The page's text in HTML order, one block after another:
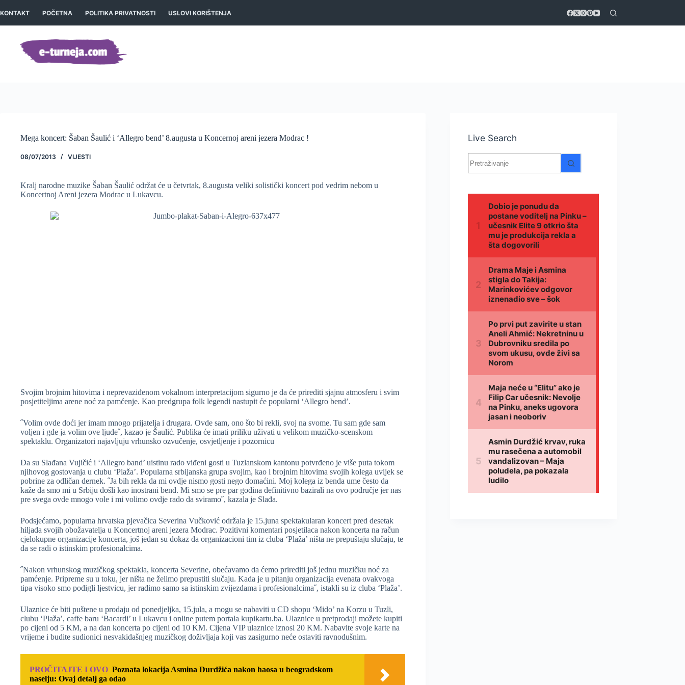
na
KONTAKT POČETNA POLITIKA PRIVATNOSTI USLOVI KORIŠTENJA
Mega koncert: Šaban Šaulić i ‘Allegro bend’ 8.augusta u Koncernoj areni jezera Modrac !
08/07/2013 VIJESTI
Kralj narodne muzike Šaban Šaulić održat će u četvrtak, 8.augusta veliki solistički koncert pod vedrim nebom u
Koncertnoj Areni jezera Modrac u Lukavcu.
Svojim brojnim hitovima i neprevaziđenom vokalnom interpretacijom sigurno je da će prirediti sjajnu atmosferu i svim
posjetiteljima arene noć za pamćenje. Kao predgrupa folk legendi nastupit će popularni ‘Allegro bend’.
˝Volim ovde doći jer imam mnogo prijatelja i drugara. Ovde sam, ono što bi rekli, svoj na svome. Tu sam gde sam
voljen i gde ja volim ove ljude˝, kazao je Šaulić. Publika će imati priliku uživati u velikom muzičko-scenskom
spektaklu. Organizatori najavljuju vrhunsko ozvučenje, osvjetljenje i pozornicu
Da su Slađana Vujičić i ‘Allegro band’ uistinu rado viđeni gosti u Tuzlanskom kantonu potvrđeno je više puta tokom
njihovog gostovanja u clubu ‘Plaža’. Popularna srbijanska grupa svojim, kao i brojnim hitovima svojih kolega uvijek se
pobrine za odličan dernek. ˝Ja bih rekla da mi ovdje nismo gosti nego domaćini. Moj kolega iz benda ume često da
kaže da smo mi u Srbiju došli kao inostrani bend. Mi smo se pre par godina definitivno bazirali na ovo područje jer nas
pre svega ovde mnogo vole i mi volimo ovdje rado da sviramo˝, kazala je Slađa.
Podsjećamo, popularna hrvatska pjevačica Severina Vučković održala je 15.juna spektakularan koncert pred desetak
hiljada svojih obožavatelja u Koncertnoj areni jezera Modrac. Pozitivni komentari posjetilaca nakon koncerta na račun
cjelokupne organizacije koncerta, još jedan su dokaz da organizacioni tim iz cluba ‘Plaža’ ništa ne prepuštaju slučaju, te
da se radi o istinskim profesionalcima.
˝Nakon vrhunskog muzičkog spektakla, koncerta Severine, obećavamo da ćemo prirediti još jednu muzičku noć za
pamćenje. Pripreme su u toku, jer ništa ne želimo prepustiti slučaju. Kada je u pitanju organizacija evenata ovakvoga
tipa visoko smo podigli ljestvicu, jer radimo samo sa istinskim zvijezdama i profesionalcima˝, istakli su iz cluba ‘Plaža’.
Ulaznice će biti puštene u prodaju od ponedjeljka, 15.jula, a mogu se nabaviti u CD shopu ‘Mido’ na Korzu u Tuzli,
clubu ‘Plaža’, caffe baru ‘Bacardi’ u Lukavcu i online putem portala kupikartu.ba. Ulaznice u pretprodaji možete kupiti
po cijeni od 5 KM, a na dan koncerta po cijeni od 10 KM. Cijena VIP ulaznice iznosi 20 KM. Nabavite svoje karte na
vrijeme i budite sudionici nesvakidašnjeg muzičkog doživljaja koji vas zasigurno neće ostaviti ravnodušnim.
PROČITAJTE I OVO Poznata lokacija Asmina Durdžića nakon haosa u beogradskom
naselju: Ovaj detalj ga odao
Live Search
Nema
rezultata.